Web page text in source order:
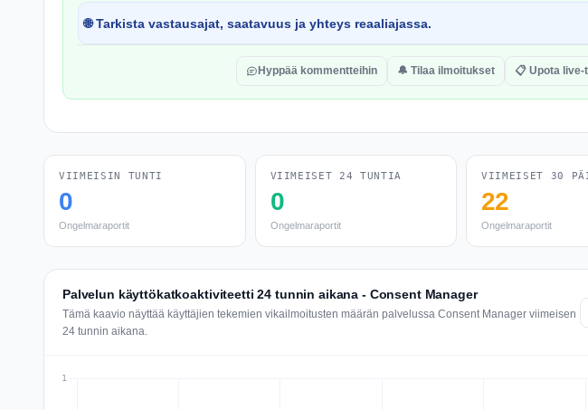
🌐 Tarkista vastausajat, saatavuus ja yhteys reaaliajassa.
Hyppää kommentteihin 🔔 Tilaa ilmoitukset 📋 Upota
VIIMEISIN TUNTI
0
Ongelmaraportit
VIIMEISET 24 TUNTIA
0
Ongelmaraportit
VIIMEISET 30
22
Ongelmaraportit
Palvelun käyttökatkoaktiviteetti 24 tunnin aikana - Consent Manager
Tämä kaavio näyttää käyttäjien tekemien vikailmoitusten määrän palvelussa Consent Manager viimeisen
24 tunnin aikana.